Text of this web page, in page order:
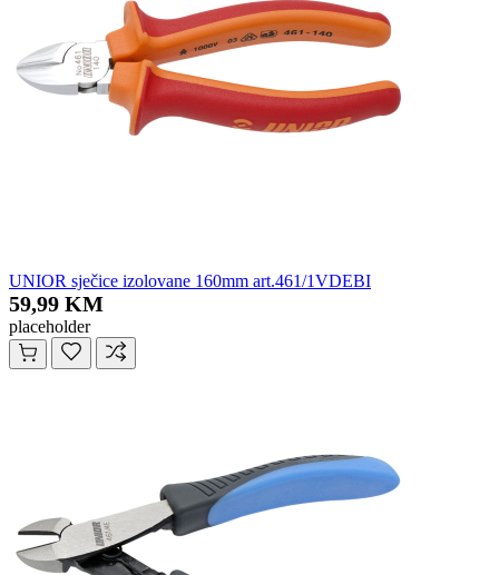
UNIOR sječice izolovane 160mm art.461/1VDEBI
59,99 KM
placeholder